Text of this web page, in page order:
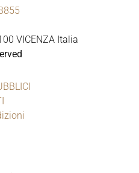
VICENZA Italia